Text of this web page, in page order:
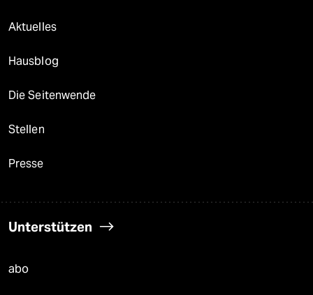
Aktuelles
Hausblog
Die Seitenwende
Stellen
Presse
Unterstützen
abo